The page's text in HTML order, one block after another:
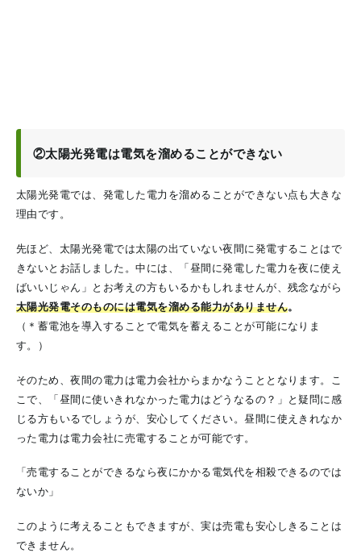
②太陽光発電は電気を溜めることができない
太陽光発電では、発電した電力を溜めることができない点も大きな
理由です。
先ほど、太陽光発電では太陽の出ていない夜間に発電することはで
きないとお話しました。中には、「昼間に発電した電力を夜に使え
ばいいじゃん」とお考えの方もいるかもしれませんが、残念ながら
太陽光発電そのものには電気を溜める能力がありません。
（＊蓄電池を導入することで電気を蓄えることが可能になりま
す。）
そのため、夜間の電力は電力会社からまかなうこととなります。こ
こで、「昼間に使いきれなかった電力はどうなるの？」と疑問に感
じる方もいるでしょうが、安心してください。昼間に使えきれなか
った電力は電力会社に売電することが可能です。
「売電することができるなら夜にかかる電気代を相殺できるのでは
ないか」
このように考えることもできますが、実は売電も安心しきることは
できません。